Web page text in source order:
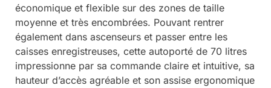
économique et flexible sur des zones de taille
moyenne et très encombrées. Pouvant rentrer
également dans ascenseurs et passer entre les
caisses enregistreuses, cette autoporté de 70 litres
impressionne par sa commande claire et intuitive, sa
hauteur d’accès agréable et son assise ergonomique